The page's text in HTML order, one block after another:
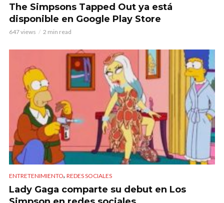
The Simpsons Tapped Out ya está
disponible en Google Play Store
647 views 2 min read
ENTRETENIMIENTO, REDES SOCIALES
Lady Gaga comparte su debut en Los